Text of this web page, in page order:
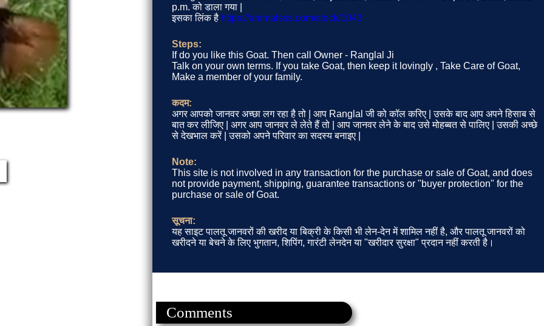
p.m. को डाला गया |
इसका लिंक है https://animalsss.com/stock/1043
Steps:
If do you like this Goat. Then call Owner - Ranglal Ji
Talk on your own terms. If you take Goat, then keep it lovingly , Take Care of Goat,
Make a member of your family.
कदम:
अगर आपको जानवर अच्छा लग रहा है तो | आप Ranglal जी को कॉल करिए | उसके बाद आप अपने हिसाब से
बात कर लीजिए | अगर आप जानवर ले लेते हैं तो | आप जानवर लेने के बाद उसे मोहब्बत से पालिए | उसकी अच्छे
से देखभाल करें | उसको अपने परिवार का सदस्य बनाइए |
Note:
This site is not involved in any transaction for the purchase or sale of Goat, and does
not provide payment, shipping, guarantee transactions or "buyer protection" for the
purchase or sale of Goat.
सूचना:
यह साइट पालतू जानवरों की खरीद या बिक्री के किसी भी लेन-देन में शामिल नहीं है, और पालतू जानवरों को
खरीदने या बेचने के लिए भुगतान, शिपिंग, गारंटी लेनदेन या "खरीदार सुरक्षा" प्रदान नहीं करती है।
Comments